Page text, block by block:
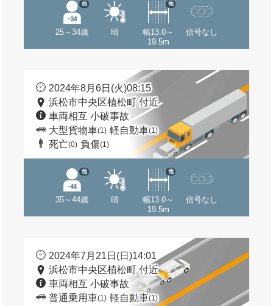
25～34歳
他
晴
幅13.0～
19.5m
他
信号なし
2024年8月6日(火)08:15
浜松市中央区植松町 付近
車両相互 小破事故
大型貨物車(1) 軽自動車(1)
死亡(0) 負傷(1)
35～44歳
他
晴
幅13.0～
19.5m
他
信号なし
2024年7月21日(日)14:01
浜松市中央区植松町 付近
車両相互 小破事故
普通乗用車(1) 軽自動車(1)